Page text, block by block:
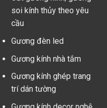
soi kính thủy theo yêu
cầu
Gương đèn led
Gương kính nhà tắm
Gương kính ghép trang
trí dán tường